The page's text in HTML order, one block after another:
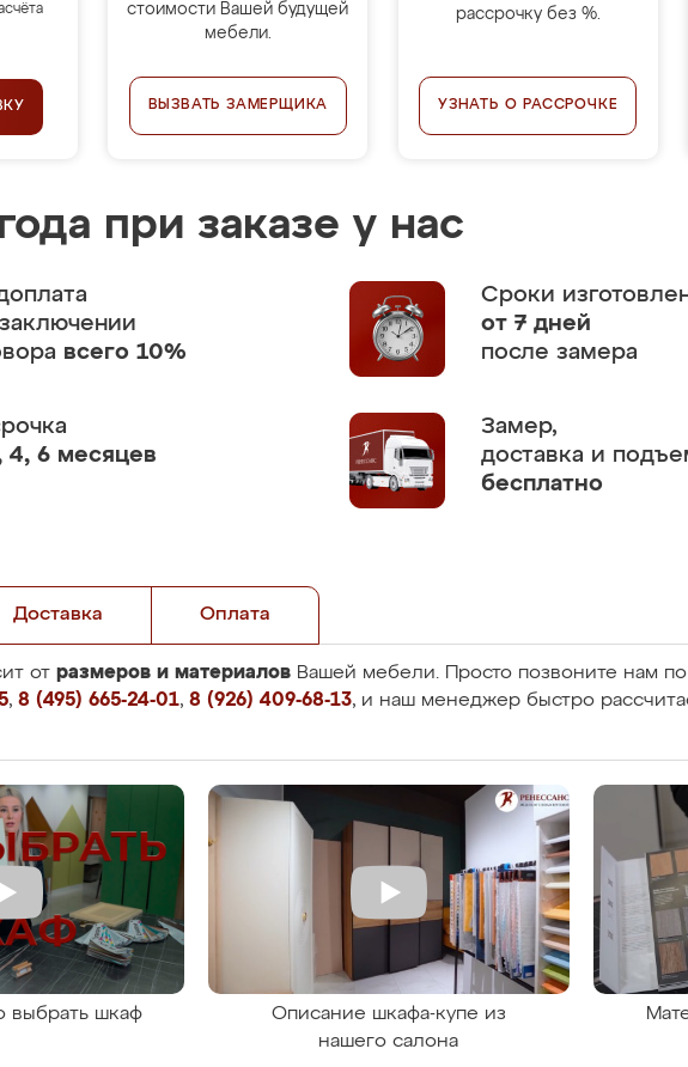
стоимости Вашей будущей
мебели.
ВЫЗВАТЬ ЗАМЕРЩИКА
рассрочку без %.
УЗНАТЬ О РАССРОЧКЕ
при заказе у нас
всего 10%
Сроки
от 7 дней
после замера
4, 6 месяцев
Замер,
доставка и
бесплатно
Доставка Оплата
от размеров и материалов Вашей мебели. Просто позвоните нам
, 8 (495) 665-24-01, 8 (926) 409-68-13, и наш менеджер быстро
выбрать шкаф
Описание шкафа-купе из
нашего салона